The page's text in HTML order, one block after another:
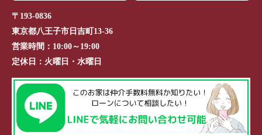
〒193-0836
東京都八王子市日吉町13-36
営業時間： 10:00～19:00
定休日： 火曜日・水曜日